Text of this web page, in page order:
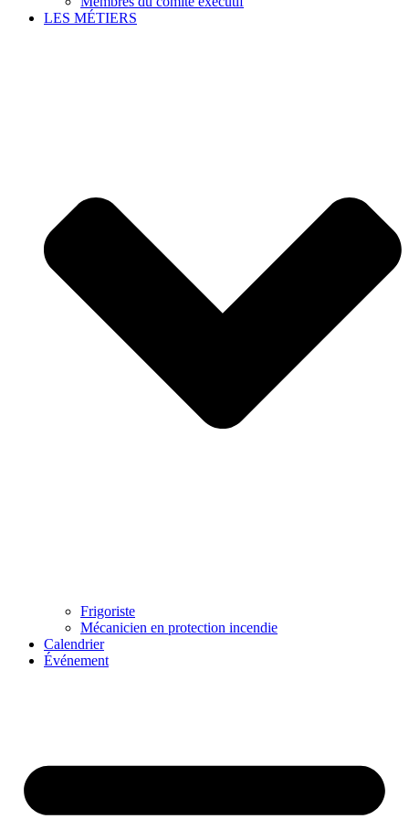
LES MÉTIERS
Frigoriste
Mécanicien en protection incendie
Calendrier
Événement